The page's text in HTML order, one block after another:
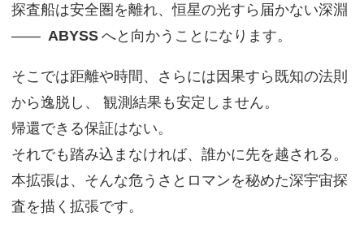
探査船は安全圏を離れ、恒星の光すら届かない深淵
―― ABYSS へと向かうことになります。
そこでは距離や時間、さらには因果すら既知の法則
から逸脱し、 観測結果も安定しません。
帰還できる保証はない。
それでも踏み込まなければ、誰かに先を越される。
本拡張は、そんな危うさとロマンを秘めた深宇宙探
査を描く拡張です。